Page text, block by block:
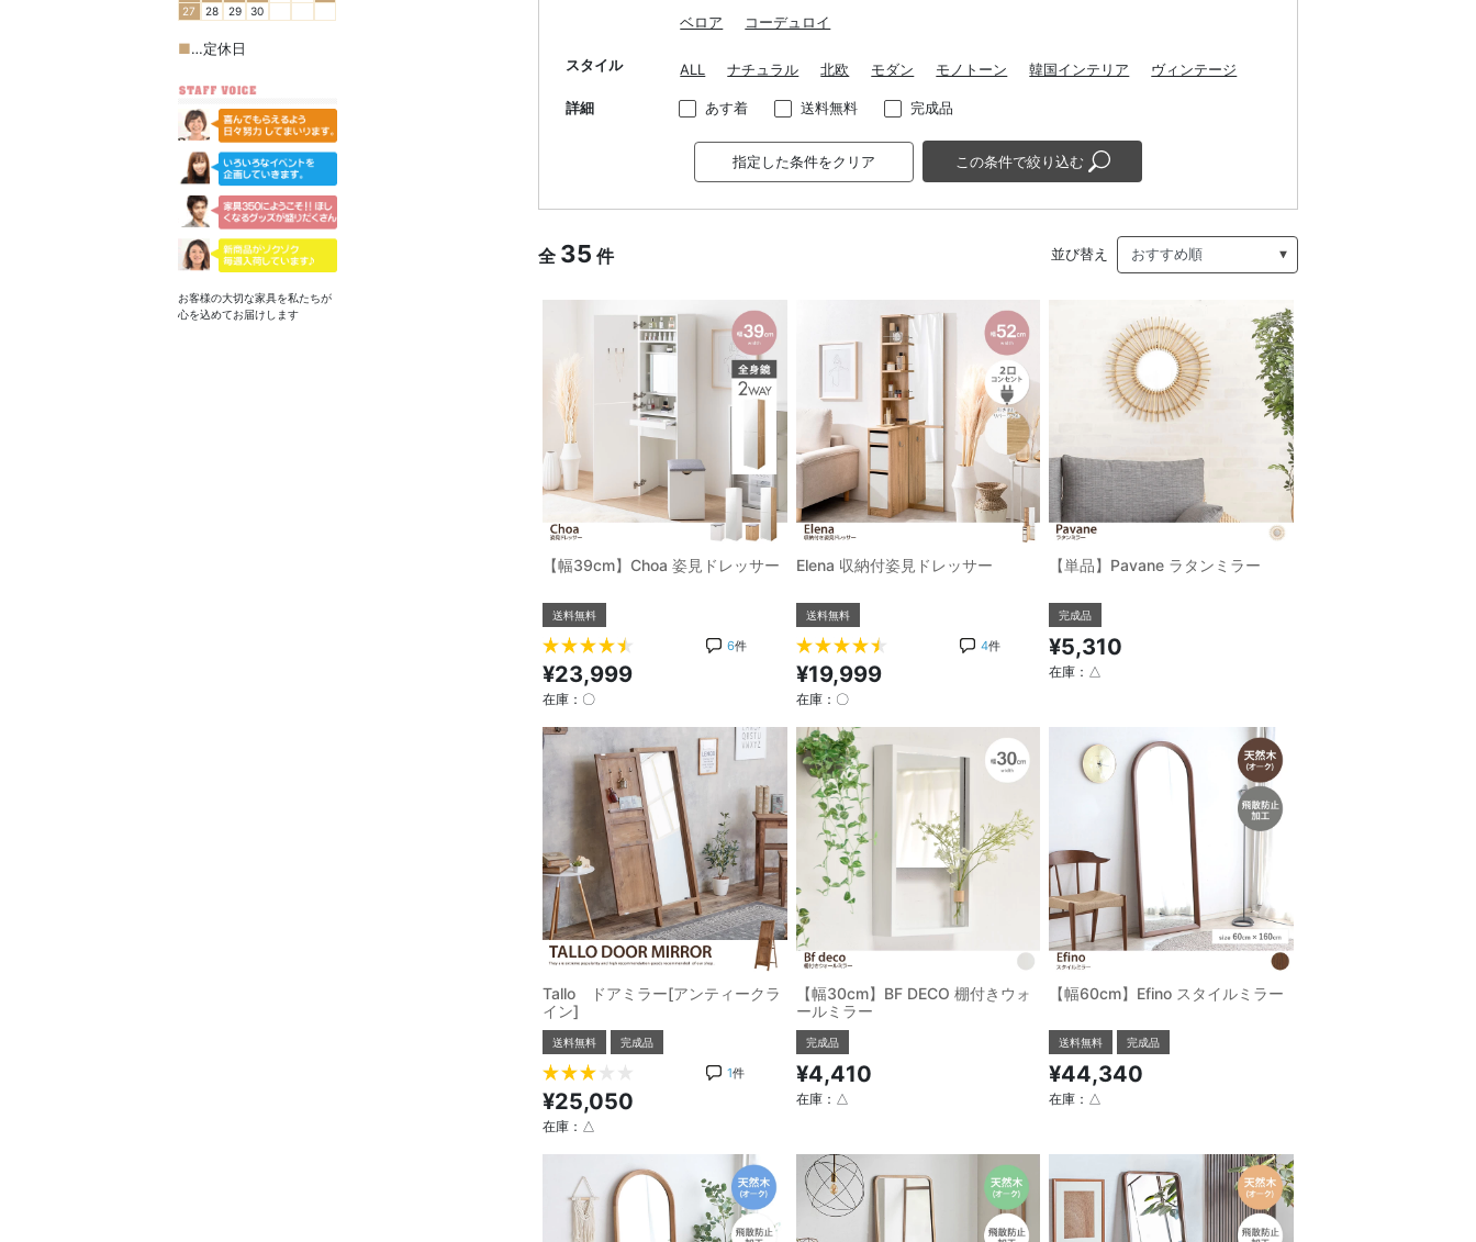
27
28 29 30
■…定休日
お客様の大切な家具を私たちが
心を込めてお届けします
ベロア コーデュロイ
スタイル ALL ナチュラル 北欧 モダン モノトーン 韓国インテリア ヴィンテージ
詳細 あす着 送料無料 完成品
この条件で絞り込む
指定した条件をクリア
全 35 件 並び替え
【幅39cm】Choa 姿見ドレッサー
送料無料
6件
¥23,999
在庫：〇
Elena 収納付姿見ドレッサー
送料無料
4件
¥19,999
在庫：〇
【単品】Pavane ラタンミラー
完成品
¥5,310
在庫：△
Tallo ドアミラー[アンティークラ
イン]
送料無料 完成品
1件
¥25,050
在庫：△
【幅30cm】BF DECO 棚付きウォ
ールミラー
完成品
¥4,410
在庫：△
【幅60cm】Efino スタイルミラー
送料無料 完成品
¥44,340
在庫：△